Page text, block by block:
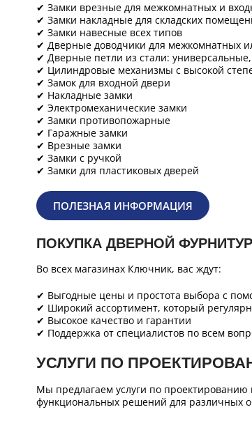
✔ Замки врезные для межкомнатных и
✔ Замки накладные для складских
✔ Замки навесные всех типов
✔ Дверные доводчики для межкомнатных
✔ Дверные петли из стали:
✔ Цилиндровые механизмы с высокой
✔ Замок для входной двери
✔ Накладные замки
✔ Электромеханические замки
✔ Замки противопожарные
✔ Гаражные замки
✔ Врезные замки
✔ Замки с ручкой
✔ Замки для пластиковых дверей
ПОЛЕЗНАЯ ИНФОРМАЦИЯ
ПОКУПКА ДВЕРНОЙ
Во всех магазинах Ключник, вас ждут:
✔ Выгодные цены и простота выбора с
✔ Широкий ассортимент, который
✔ Высокое качество и гарантии
✔ Поддержка от специалистов по всем
УСЛУГИ ПО
Мы предлагаем услуги по
функциональных решений для различных